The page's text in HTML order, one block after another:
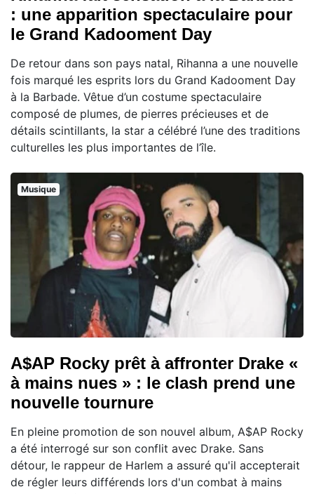
: une apparition spectaculaire pour
le Grand Kadooment Day
De retour dans son pays natal, Rihanna a une nouvelle
fois marqué les esprits lors du Grand Kadooment Day
à la Barbade. Vêtue d’un costume spectaculaire
composé de plumes, de pierres précieuses et de
détails scintillants, la star a célébré l’une des traditions
culturelles les plus importantes de l’île.
Musique
A$AP Rocky prêt à affronter Drake «
à mains nues » : le clash prend une
nouvelle tournure
En pleine promotion de son nouvel album, A$AP Rocky
a été interrogé sur son conflit avec Drake. Sans
détour, le rappeur de Harlem a assuré qu'il accepterait
de régler leurs différends lors d'un combat à mains